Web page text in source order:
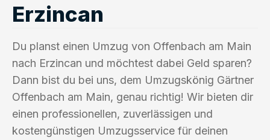
Erzincan
Du planst einen Umzug von Offenbach am Main
nach Erzincan und möchtest dabei Geld sparen?
Dann bist du bei uns, dem Umzugskönig Gärtner
Offenbach am Main, genau richtig! Wir bieten dir
einen professionellen, zuverlässigen und
kostengünstigen Umzugsservice für deinen